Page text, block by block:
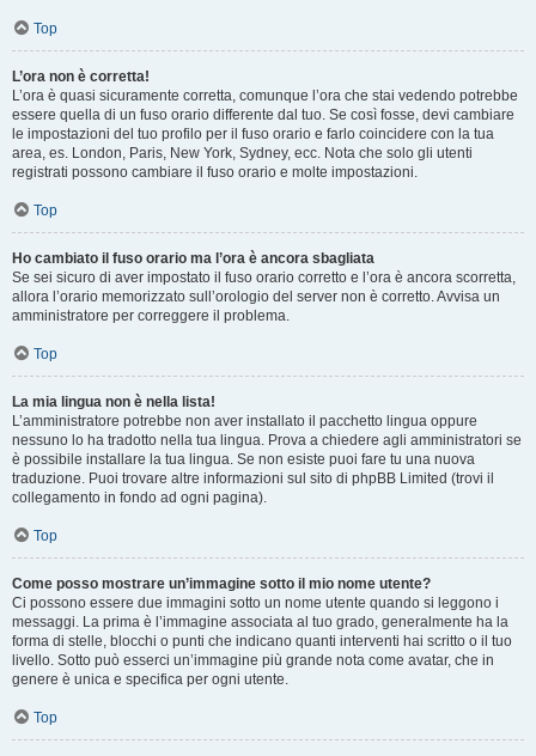
Top
L’ora non è corretta!
L’ora è quasi sicuramente corretta, comunque l’ora che stai vedendo potrebbe
essere quella di un fuso orario differente dal tuo. Se così fosse, devi cambiare
le impostazioni del tuo profilo per il fuso orario e farlo coincidere con la tua
area, es. London, Paris, New York, Sydney, ecc. Nota che solo gli utenti
registrati possono cambiare il fuso orario e molte impostazioni.
Top
Ho cambiato il fuso orario ma l’ora è ancora sbagliata
Se sei sicuro di aver impostato il fuso orario corretto e l’ora è ancora scorretta,
allora l’orario memorizzato sull’orologio del server non è corretto. Avvisa un
amministratore per correggere il problema.
Top
La mia lingua non è nella lista!
L’amministratore potrebbe non aver installato il pacchetto lingua oppure
nessuno lo ha tradotto nella tua lingua. Prova a chiedere agli amministratori se
è possibile installare la tua lingua. Se non esiste puoi fare tu una nuova
traduzione. Puoi trovare altre informazioni sul sito di phpBB Limited (trovi il
collegamento in fondo ad ogni pagina).
Top
Come posso mostrare un’immagine sotto il mio nome utente?
Ci possono essere due immagini sotto un nome utente quando si leggono i
messaggi. La prima è l’immagine associata al tuo grado, generalmente ha la
forma di stelle, blocchi o punti che indicano quanti interventi hai scritto o il tuo
livello. Sotto può esserci un’immagine più grande nota come avatar, che in
genere è unica e specifica per ogni utente.
Top